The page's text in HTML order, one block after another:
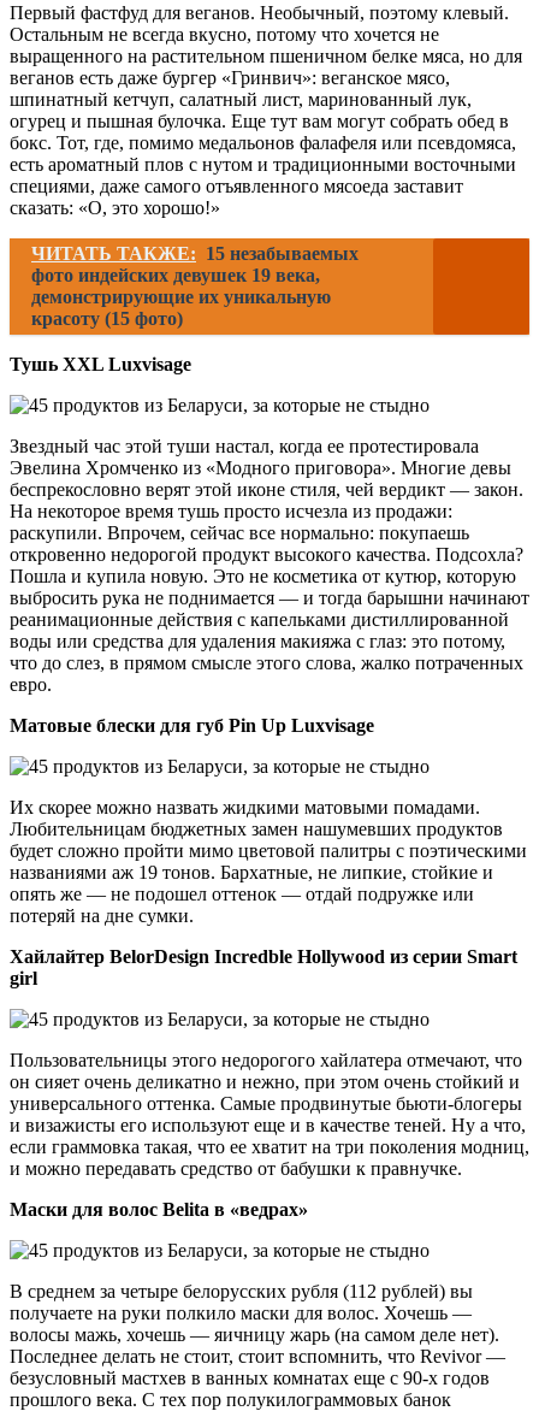
Первый фастфуд для веганов. Необычный, поэтому клевый.
Остальным не всегда вкусно, потому что хочется не
выращенного на растительном пшеничном белке мяса, но для
веганов есть даже бургер «Гринвич»: веганское мясо,
шпинатный кетчуп, салатный лист, маринованный лук,
огурец и пышная булочка. Еще тут вам могут собрать обед в
бокс. Тот, где, помимо медальонов фалафеля или псевдомяса,
есть ароматный плов с нутом и традиционными восточными
специями, даже самого отъявленного мясоеда заставит
сказать: «О, это хорошо!»
ЧИТАТЬ ТАКЖЕ: 15 незабываемых
фото индейских девушек 19 века,
демонстрирующие их уникальную
красоту (15 фото)
Тушь XXL Luxvisage
Звездный час этой туши настал, когда ее протестировала
Эвелина Хромченко из «Модного приговора». Многие девы
беспрекословно верят этой иконе стиля, чей вердикт — закон.
На некоторое время тушь просто исчезла из продажи:
раскупили. Впрочем, сейчас все нормально: покупаешь
откровенно недорогой продукт высокого качества. Подсохла?
Пошла и купила новую. Это не косметика от кутюр, которую
выбросить рука не поднимается — и тогда барышни начинают
реанимационные действия с капельками дистиллированной
воды или средства для удаления макияжа с глаз: это потому,
что до слез, в прямом смысле этого слова, жалко потраченных
евро.
Матовые блески для губ Pin Up Luxvisage
Их скорее можно назвать жидкими матовыми помадами.
Любительницам бюджетных замен нашумевших продуктов
будет сложно пройти мимо цветовой палитры с поэтическими
названиями аж 19 тонов. Бархатные, не липкие, стойкие и
опять же — не подошел оттенок — отдай подружке или
потеряй на дне сумки.
Хайлайтер BelorDesign Incredble Hollywood из серии Smart
girl
Пользовательницы этого недорогого хайлатера отмечают, что
он сияет очень деликатно и нежно, при этом очень стойкий и
универсального оттенка. Самые продвинутые бьюти-блогеры
и визажисты его используют еще и в качестве теней. Ну а что,
если граммовка такая, что ее хватит на три поколения модниц,
и можно передавать средство от бабушки к правнучке.
Маски для волос Belita в «ведрах»
В среднем за четыре белорусских рубля (112 рублей) вы
получаете на руки полкило маски для волос. Хочешь —
волосы мажь, хочешь — яичницу жарь (на самом деле нет).
Последнее делать не стоит, стоит вспомнить, что Revivor —
безусловный мастхев в ванных комнатах еще с 90-х годов
прошлого века. С тех пор полукилограммовых банок